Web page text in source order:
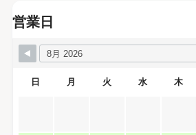
営業日
日 月 火 水 木